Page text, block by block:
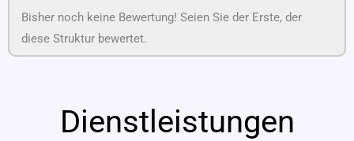
Bisher noch keine Bewertung! Seien Sie der Erste, der
diese Struktur bewertet.
Dienstleistungen